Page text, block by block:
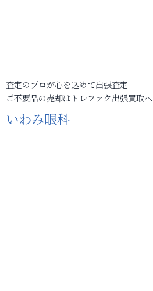
査定のプロが心を込めて出張査定
ご不要品の売却はトレファク出張買取へ
いわみ眼科